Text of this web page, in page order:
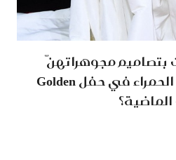
بتصاميم مجوهراتهنّ
البرّاقة على السجادة الحمراء في حفل Golden